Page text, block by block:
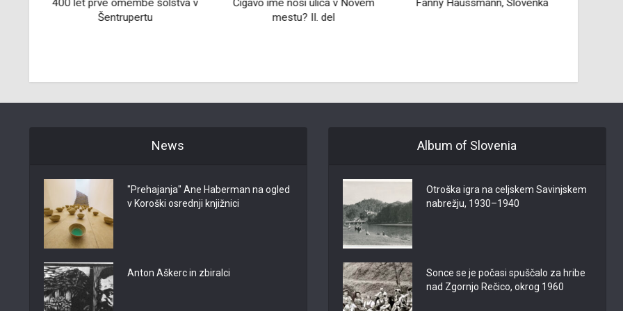
400 let prve omembe šolstva v
Šentrupertu
Čigavo ime nosi ulica v Novem
mestu? II. del
Fanny Haussmann, Slovenka
News
"Prehajanja" Ane Haberman na ogled
v Koroški osrednji knjižnici
Anton Aškerc in zbiralci
Album of Slovenia
Otroška igra na celjskem Savinjskem
nabrežju, 1930–1940
Sonce se je počasi spuščalo za hribe
nad Zgornjo Rečico, okrog 1960